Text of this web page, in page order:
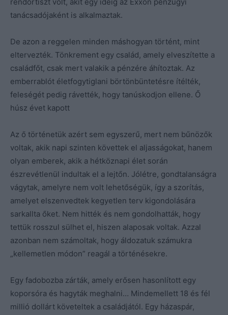
tanácsadójaként is alkalmaztak.
De azon a reggelen minden máshogyan történt, mint
eltervezték. Tönkrement egy család, amely elveszítette a
családfőt, csak mert valakik a pénzére áhítoztak. Az
emberrablót életfogytiglani börtönbüntetésre ítélték,
feleségét pedig rávették, hogy tanúskodjon ellene. Ő
húsz évet kapott
Az ő történetük azért sem egyszerű, mert nem bűnözők
voltak, akik napi szinten követtek el aljasságokat, hanem
olyan emberek, akik a hétköznapi élet során
észrevétlenül indultak el a lejtőn. Jólétre, gondtalanságra
vágytak, amelyre nem volt lehetőségük, így a szorítás,
amelyet elszenvedtek kegyetlen terv kigondolására
sarkallta őket. Nem hitték és nem gondolhatták, hogy
tettük rosszul sülhet el, hiszen alaposak voltak. Azzal
azonban nem számoltak, hogy áldozatuk számukra
„kellemetlen módon” reagál a történésekre.
Egy fadobozba zárták, amely erősen hasonlított egy
koporsóra és hagyták meghalni… Mindemellett 18 és fél
millió dollárt követeltek a családjától. Egy házaspár,